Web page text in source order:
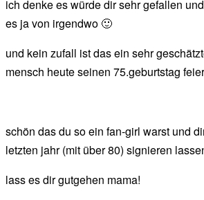
ich denke es würde dir sehr gefallen
es ja von irgendwo 🙂
und kein zufall ist das ein sehr
mensch heute seinen 75.geburtstag
schön das du so ein fan-girl warst und
letzten jahr (mit über 80) signieren
lass es dir gutgehen mama!